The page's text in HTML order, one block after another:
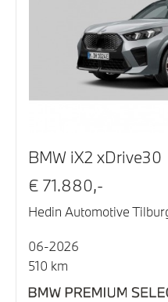
BMW iX2 xDrive30
€ 71.880,-
Hedin Automotive
06-2026
510 km